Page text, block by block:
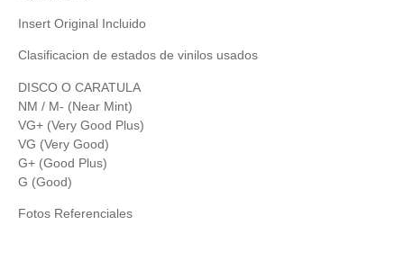
Insert Original Incluido
Clasificacion de estados de vinilos usados
DISCO O CARATULA
NM / M- (Near Mint)
VG+ (Very Good Plus)
VG (Very Good)
G+ (Good Plus)
G (Good)
Fotos Referenciales